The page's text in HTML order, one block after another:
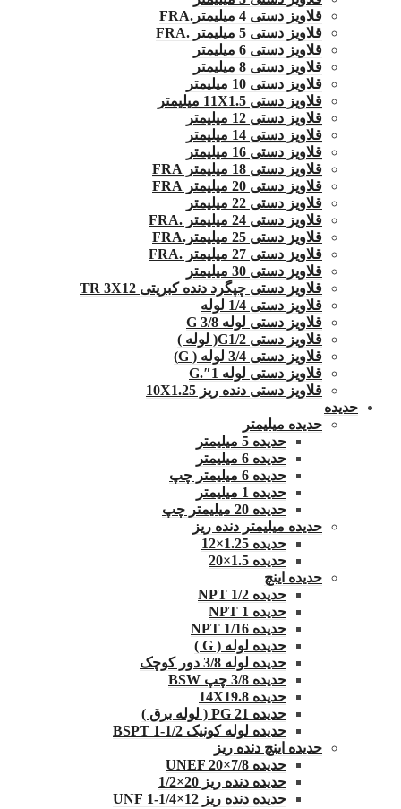
قلاویز دستی 4 میلیمتر.FRA
قلاویز دستی 5 میلیمتر .FRA
قلاویز دستی 6 میلیمتر
قلاویز دستی 8 میلیمتر
قلاویز دستی 10 میلیمتر
قلاویز دستی 11X1.5 میلیمتر
قلاویز دستی 12 میلیمتر
قلاویز دستی 14 میلیمتر
قلاویز دستی 16 میلیمتر
قلاویز دستی 18 میلیمتر FRA
قلاویز دستی 20 میلیمتر FRA
قلاویز دستی 22 میلیمتر
قلاویز دستی 24 میلیمتر .FRA
قلاویز دستی 25 میلیمتر.FRA
قلاویز دستی 27 میلیمتر .FRA
قلاویز دستی 30 میلیمتر
قلاویز دستی چپگرد دنده کبریتی TR 3X12
قلاویز دستی 1/4 لوله
قلاویز دستی لوله G 3/8
قلاویز دستی G1/2( لوله )
قلاویز دستی 3/4 لوله ( G)
قلاویز دستی لوله 1″.G
قلاویز دستی دنده ریز 10X1.25
حدیده
حدیده میلیمتر
حدیده 5 میلیمتر
حدیده 6 میلیمتر
حدیده 6 میلیمتر چپ
حدیده 1 میلیمتر
حدیده 20 میلیمتر چپ
حدیده میلیمتر دنده ریز
حدیده 1.25×12
حدیده 1.5×20
حدیده اینچ
حدیده 1/2 NPT
حدیده NPT 1
حدیده 1/16 NPT
حدیده لوله ( G )
حدیده لوله 3/8 دور کوچک
حدیده 3/8 چپ BSW
حدیده 14X19.8
حدیده 21 PG ( لوله برق )
حدیده لوله کونیک 1/2-1 BSPT
حدیده اینچ دنده ریز
حدیده UNEF 20×7/8
حدیده دنده ریز 20×1/2
حدیده دنده ریز 12×1/4-1 UNF